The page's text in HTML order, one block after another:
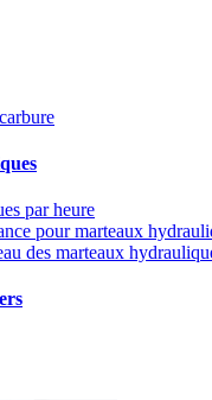
par heure
pour marteaux
des marteaux